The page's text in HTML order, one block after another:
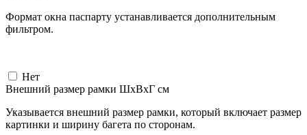
Формат окна паспарту устанавливается дополнительным
фильтром.
Нет
Внешний размер рамки ШxВxГ см
Указывается внешний размер рамки, который включает размер
картинки и ширину багета по сторонам.